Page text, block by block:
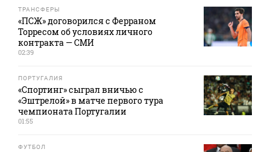
ТРАНСФЕРЫ
«ПСЖ» договорился с Ферраном
Торресом об условиях личного
контракта — СМИ
02:39
ПОРТУГАЛИЯ
«Спортинг» сыграл вничью с
«Эштрелой» в матче первого тура
чемпионата Португалии
01:55
ФУТБОЛ